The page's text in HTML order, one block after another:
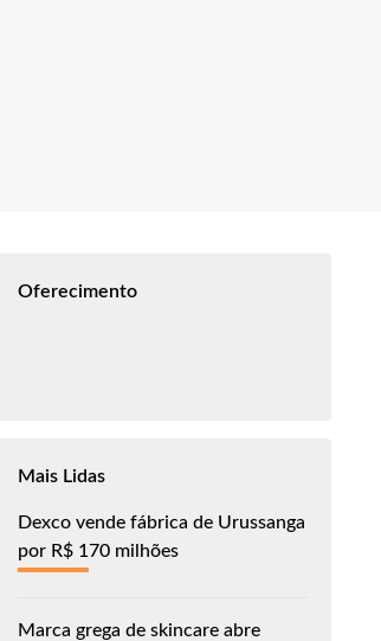
Oferecimento
Mais Lidas
Dexco vende fábrica de Urussanga
por R$ 170 milhões
Marca grega de skincare abre